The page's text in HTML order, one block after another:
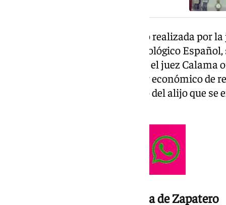
En concreto, la tasación ha sido realizada por
colaboración del Instituto Gemológico Español,
En el marco de la investigación, el juez Calama
naturaleza, autenticidad y valor económico de
determinado el valor millonario del alijo que se
El testimonio de la secretaria de Zapatero